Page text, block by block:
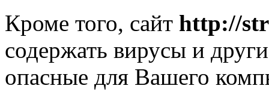
Кроме того, сайт http://
содержать вирусы и
опасные для Вашего